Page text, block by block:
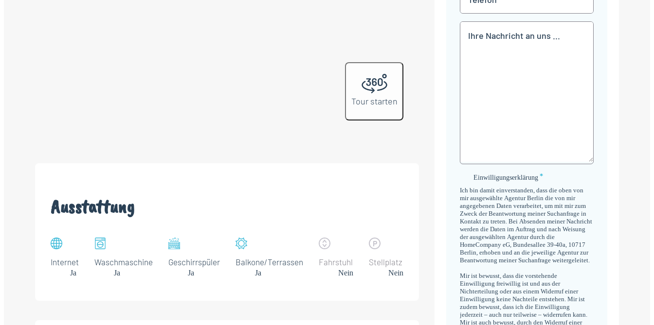
Tour starten
Ausstattung
Internet
Ja
Waschmaschine
Ja
Geschirrspüler
Ja
Balkone/Terrassen
Ja
Fahrstuhl
Nein
Stellplatz
Nein
Einwilligungserklärung
Einwilligungserklärung *
Ich bin damit einverstanden, dass die oben von
mir ausgewählte Agentur Berlin die von mir
angegebenen Daten verarbeitet, um mit mir zum
Zweck der Beantwortung meiner Suchanfrage in
Kontakt zu treten. Bei Absenden meiner Nachricht
werden die Daten im Auftrag und nach Weisung
der ausgewählten Agentur durch die
HomeCompany eG, Bundesallee 39-40a, 10717
Berlin, erhoben und an die jeweilige Agentur zur
Beantwortung meiner Suchanfrage weitergeleitet.
Mir ist bewusst, dass die vorstehende
Einwilligung freiwillig ist und aus der
Nichterteilung oder aus einem Widerruf einer
Einwilligung keine Nachteile entstehen. Mir ist
zudem bewusst, dass ich die Einwilligung
jederzeit – auch nur teilweise – widerrufen kann.
Mir ist auch bewusst, durch den Widerruf einer